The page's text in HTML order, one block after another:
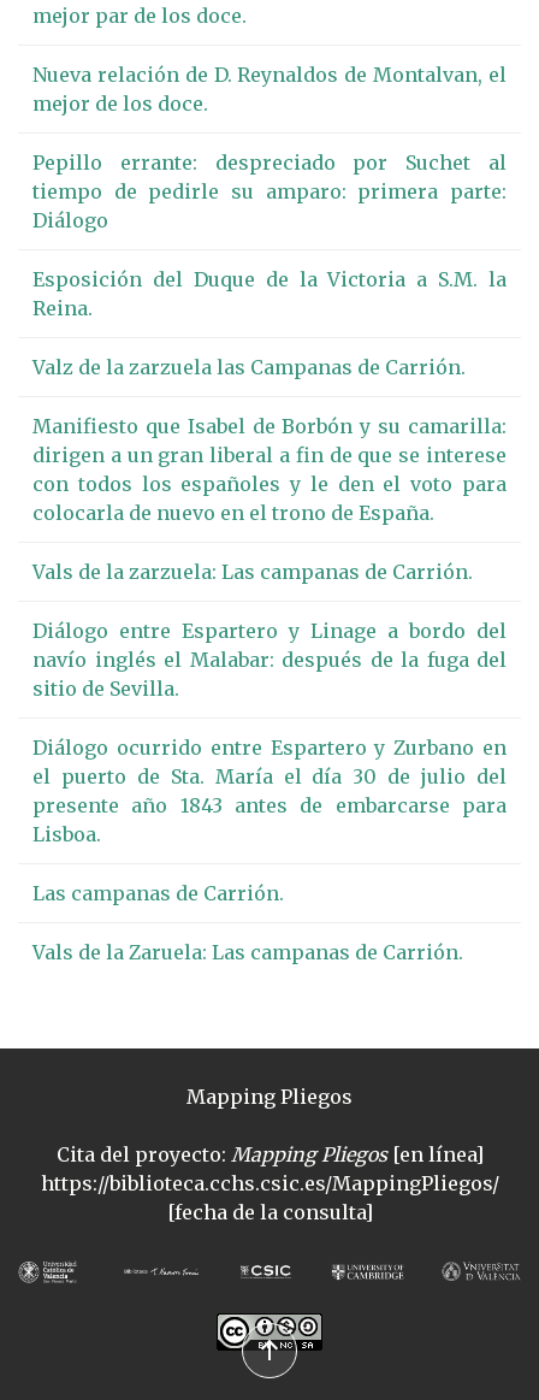
mejor par de los doce.
Nueva relación de D. Reynaldos de Montalvan, el
mejor de los doce.
Pepillo errante: despreciado por Suchet al
tiempo de pedirle su amparo: primera parte:
Diálogo
Esposición del Duque de la Victoria a S.M. la
Reina.
Valz de la zarzuela las Campanas de Carrión.
Manifiesto que Isabel de Borbón y su camarilla:
dirigen a un gran liberal a fin de que se interese
con todos los españoles y le den el voto para
colocarla de nuevo en el trono de España.
Vals de la zarzuela: Las campanas de Carrión.
Diálogo entre Espartero y Linage a bordo del
navío inglés el Malabar: después de la fuga del
sitio de Sevilla.
Diálogo ocurrido entre Espartero y Zurbano en
el puerto de Sta. María el día 30 de julio del
presente año 1843 antes de embarcarse para
Lisboa.
Las campanas de Carrión.
Vals de la Zaruela: Las campanas de Carrión.
Mapping Pliegos
Cita del proyecto: Mapping Pliegos[en línea]
https://biblioteca.cchs.csic.es/MappingPliegos/
[fecha de la consulta]